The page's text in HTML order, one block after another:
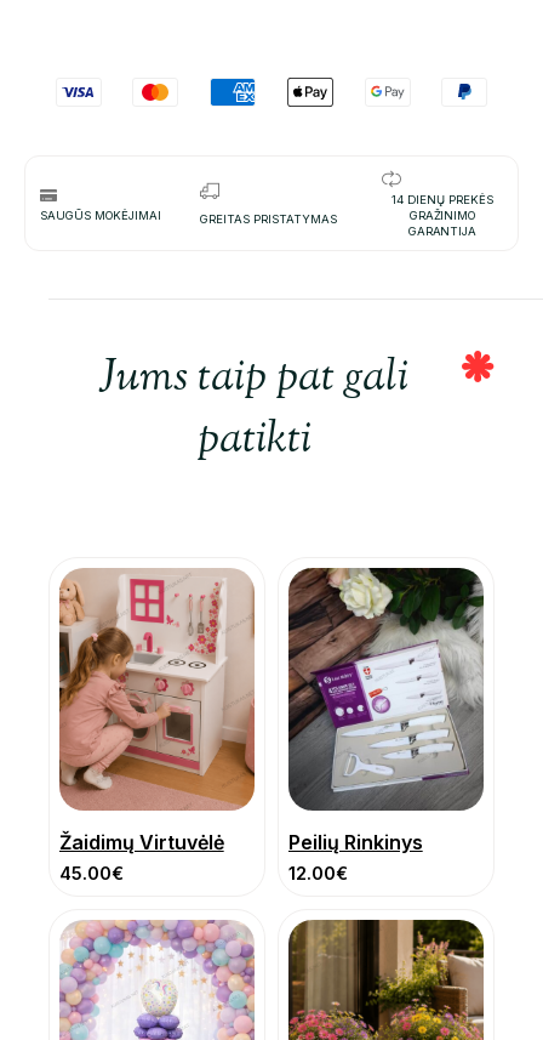
SAUGŪS MOKĖJIMAI GREITAS PRISTATYMAS
14 DIENŲ PREKĖS
GRAŽINIMO
GARANTIJA
Jums taip pat gali
patikti
Žaidimų Virtuvėlė
45.00€
Peilių Rinkinys
12.00€